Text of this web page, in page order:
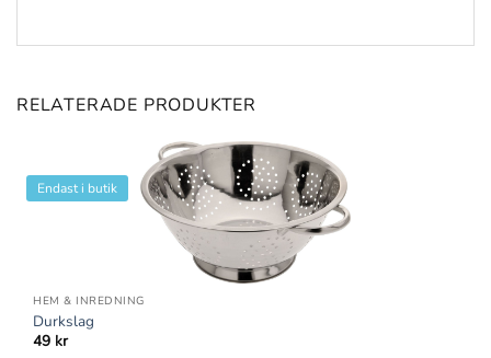
RELATERADE PRODUKTER
Endast i butik
HEM & INREDNING
Durkslag
49 kr